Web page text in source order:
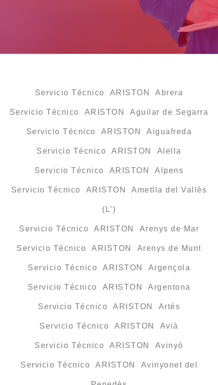
Servicio Técnico ARISTON Abrera
Servicio Técnico ARISTON Aguilar de Segarra
Servicio Técnico ARISTON Aiguafreda
Servicio Técnico ARISTON Alella
Servicio Técnico ARISTON Alpens
Servicio Técnico ARISTON Ametlla del Vallès
(L’)
Servicio Técnico ARISTON Arenys de Mar
Servicio Técnico ARISTON Arenys de Munt
Servicio Técnico ARISTON Argençola
Servicio Técnico ARISTON Argentona
Servicio Técnico ARISTON Artés
Servicio Técnico ARISTON Avià
Servicio Técnico ARISTON Avinyó
Servicio Técnico ARISTON Avinyonet del